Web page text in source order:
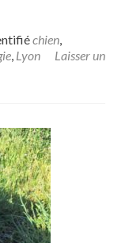
chien,
, Lyon
Laisser un